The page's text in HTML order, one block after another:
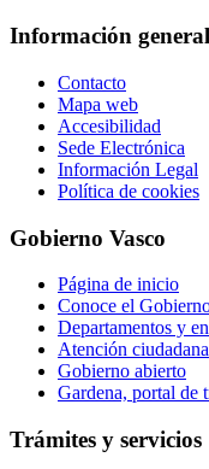
Información general
Contacto
Mapa web
Accesibilidad
Sede Electrónica
Información Legal
Política de cookies
Gobierno Vasco
Página de inicio
Conoce el
Departamentos y
Atención ciudadana
Gobierno abierto
Gardena, portal de
Trámites y servicios